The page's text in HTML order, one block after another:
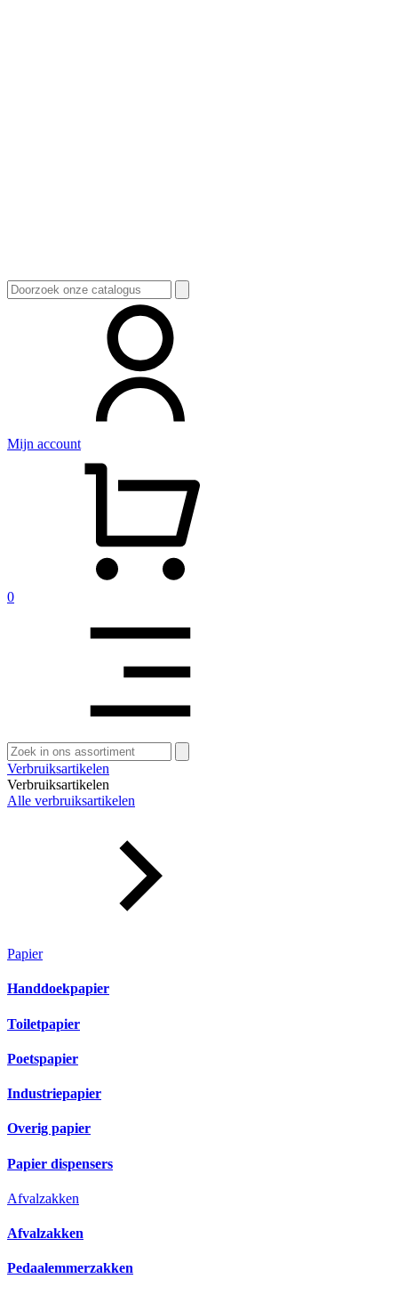
Zoeken
naar:
Mijn account
0
Zoeken
naar:
Verbruiksartikelen
Verbruiksartikelen
Alle verbruiksartikelen
Papier
Handdoekpapier
Toiletpapier
Poetspapier
Industriepapier
Overig papier
Papier dispensers
Afvalzakken
Afvalzakken
Pedaalemmerzakken